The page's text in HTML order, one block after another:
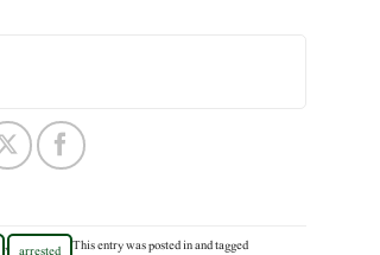
This entry was posted inand tagged
,